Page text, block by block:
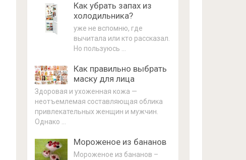
Как убрать запах из
холодильника?
уже не вспомню, где
вычитала или кто рассказал.
Но пользуюсь …
Как правильно выбрать
маску для лица
Здоровая и ухоженная кожа —
неотъемлемая составляющая облика
привлекательных женщин и мужчин.
Однако …
Мороженое из бананов
Мороженое из бананов –